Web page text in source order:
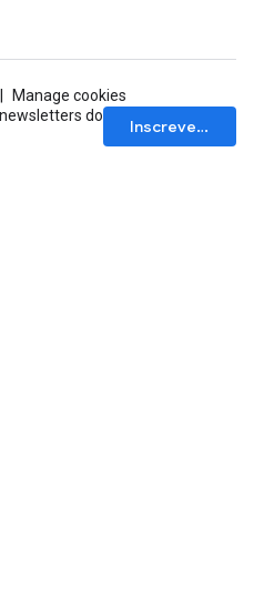
Manage cookies
do
Inscrever-se